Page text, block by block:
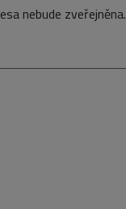
nebude zveřejněna.